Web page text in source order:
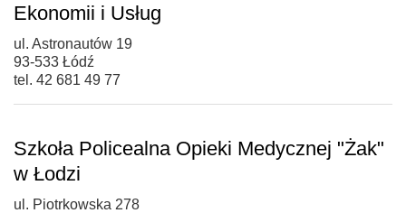
Ekonomii i Usług
ul. Astronautów 19
93-533 Łódź
tel. 42 681 49 77
Szkoła Policealna Opieki Medycznej "Żak"
w Łodzi
ul. Piotrkowska 278